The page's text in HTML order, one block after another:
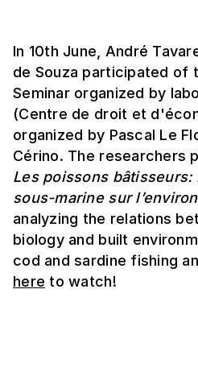
In 10th June, André
de Souza participated of
Seminar organized by
(Centre de droit et
organized by Pascal Le
Cérino. The researchers
Les poissons bâtisseurs:
sous-marine sur
analyzing the relations
biology and built
cod and sardine fishing
here to watch!